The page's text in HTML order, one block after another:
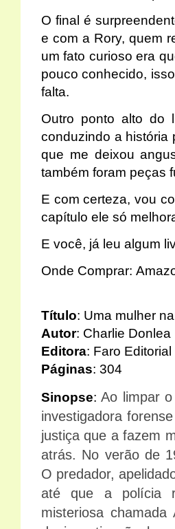
O final é
e com a Rory, quem
um fato curioso era
pouco conhecido,
falta.
Outro ponto alto do
conduzindo a história
que me deixou
também foram peças
E com certeza, vou
capítulo ele só
E você, já leu algum
Onde Comprar:
Título: Uma mulher
Autor: Charlie Donlea
Editora: Faro Editorial
Páginas: 304
Sinopse:Ao limpar
investigadora
justiça que a fazem
atrás. No verão de
O predador,
até que a polícia
misteriosa chamada